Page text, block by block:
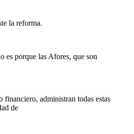
la reforma.
es porque las Afores, que son
financiero, administran todas estas
de